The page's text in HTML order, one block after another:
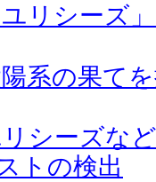
ユリシーズ
系の果て
シーズな
トの検出